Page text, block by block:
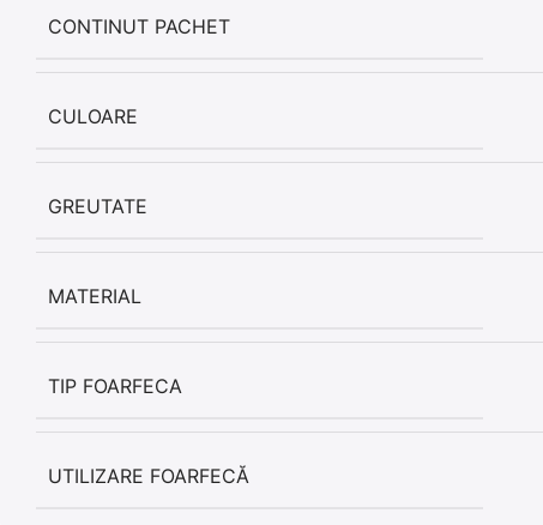
CONTINUT PACHET
CULOARE
GREUTATE
MATERIAL
TIP FOARFECA
UTILIZARE FOARFECĂ